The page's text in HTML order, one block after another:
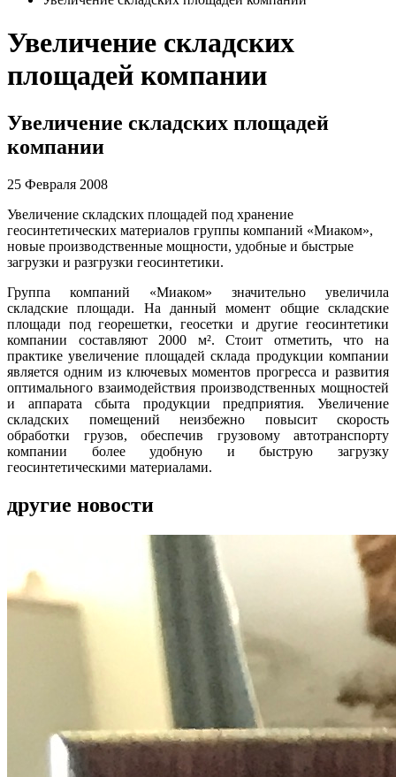
Увеличение складских
площадей компании
Увеличение складских площадей
компании
25 Февраля 2008
Увеличение складских площадей под хранение
геосинтетических материалов группы компаний «Миаком»,
новые производственные мощности, удобные и быстрые
загрузки и разгрузки геосинтетики.
Группа компаний «Миаком» значительно увеличила
складские площади. На данный момент общие складские
площади под георешетки, геосетки и другие геосинтетики
компании составляют 2000 м². Стоит отметить, что на
практике увеличение площадей склада продукции компании
является одним из ключевых моментов прогресса и развития
оптимального взаимодействия производственных мощностей
и аппарата сбыта продукции предприятия. Увеличение
складских помещений неизбежно повысит скорость
обработки грузов, обеспечив грузовому автотранспорту
компании более удобную и быструю загрузку
геосинтетическими материалами.
другие новости